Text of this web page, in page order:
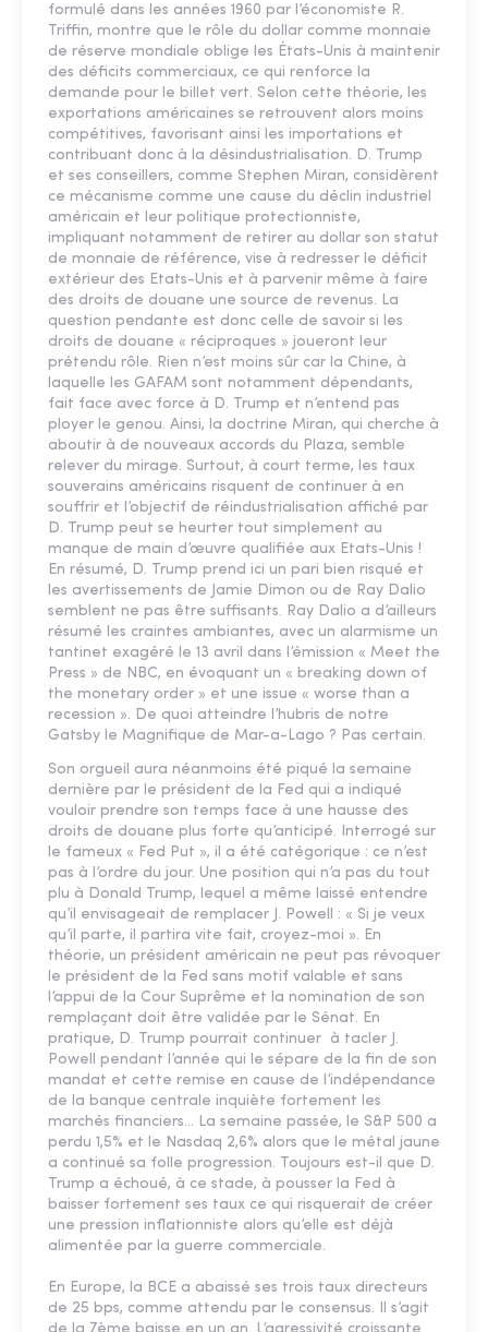
formulé dans les années 1960 par l’économiste R.
Triffin, montre que le rôle du dollar comme monnaie
de réserve mondiale oblige les États-Unis à maintenir
des déficits commerciaux, ce qui renforce la
demande pour le billet vert. Selon cette théorie, les
exportations américaines se retrouvent alors moins
compétitives, favorisant ainsi les importations et
contribuant donc à la désindustrialisation. D. Trump
et ses conseillers, comme Stephen Miran, considèrent
ce mécanisme comme une cause du déclin industriel
américain et leur politique protectionniste,
impliquant notamment de retirer au dollar son statut
de monnaie de référence, vise à redresser le déficit
extérieur des Etats-Unis et à parvenir même à faire
des droits de douane une source de revenus. La
question pendante est donc celle de savoir si les
droits de douane « réciproques » joueront leur
prétendu rôle. Rien n’est moins sûr car la Chine, à
laquelle les GAFAM sont notamment dépendants,
fait face avec force à D. Trump et n’entend pas
ployer le genou. Ainsi, la doctrine Miran, qui cherche à
aboutir à de nouveaux accords du Plaza, semble
relever du mirage. Surtout, à court terme, les taux
souverains américains risquent de continuer à en
souffrir et l’objectif de réindustrialisation affiché par
D. Trump peut se heurter tout simplement au
manque de main d’œuvre qualifiée aux Etats-Unis !
En résumé, D. Trump prend ici un pari bien risqué et
les avertissements de Jamie Dimon ou de Ray Dalio
semblent ne pas être suffisants. Ray Dalio a d’ailleurs
résumé les craintes ambiantes, avec un alarmisme un
tantinet exagéré le 13 avril dans l’émission « Meet the
Press » de NBC, en évoquant un « breaking down of
the monetary order » et une issue « worse than a
recession ». De quoi atteindre l’hubris de notre
Gatsby le Magnifique de Mar-a-Lago ? Pas certain.
Son orgueil aura néanmoins été piqué la semaine
dernière par le président de la Fed qui a indiqué
vouloir prendre son temps face à une hausse des
droits de douane plus forte qu’anticipé. Interrogé sur
le fameux « Fed Put », il a été catégorique : ce n’est
pas à l’ordre du jour. Une position qui n’a pas du tout
plu à Donald Trump, lequel a même laissé entendre
qu’il envisageait de remplacer J. Powell : « Si je veux
qu’il parte, il partira vite fait, croyez-moi ». En
théorie, un président américain ne peut pas révoquer
le président de la Fed sans motif valable et sans
l’appui de la Cour Suprême et la nomination de son
remplaçant doit être validée par le Sénat. En
pratique, D. Trump pourrait continuer à tacler J.
Powell pendant l’année qui le sépare de la fin de son
mandat et cette remise en cause de l’indépendance
de la banque centrale inquiète fortement les
marchés financiers... La semaine passée, le S&P 500 a
perdu 1,5% et le Nasdaq 2,6% alors que le métal jaune
a continué sa folle progression. Toujours est-il que D.
Trump a échoué, à ce stade, à pousser la Fed à
baisser fortement ses taux ce qui risquerait de créer
une pression inflationniste alors qu’elle est déjà
alimentée par la guerre commerciale.
En Europe, la BCE a abaissé ses trois taux directeurs
de 25 bps, comme attendu par le consensus. Il s’agit